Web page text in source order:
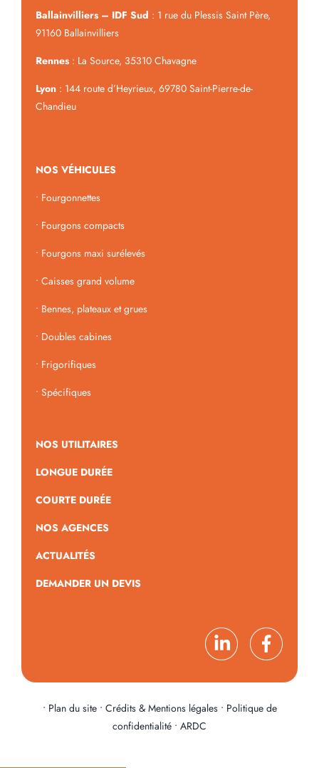
Ballainvilliers – IDF Sud : 1 rue du Plessis Saint Père,
91160 Ballainvilliers
Rennes: La Source, 35310 Chavagne
Lyon : 144 route d’Heyrieux, 69780 Saint-Pierre-de-
Chandieu
NOS VÉHICULES
• Fourgonnettes
• Fourgons compacts
• Fourgons maxi surélevés
• Caisses grand volume
• Bennes, plateaux et grues
• Doubles cabines
• Frigorifiques
• Spécifiques
NOS UTILITAIRES
LONGUE DURÉE
COURTE DURÉE
NOS AGENCES
ACTUALITÉS
DEMANDER UN DEVIS
• Plan du site• Crédits & Mentions légales• Politique de
confidentialité • ARDC